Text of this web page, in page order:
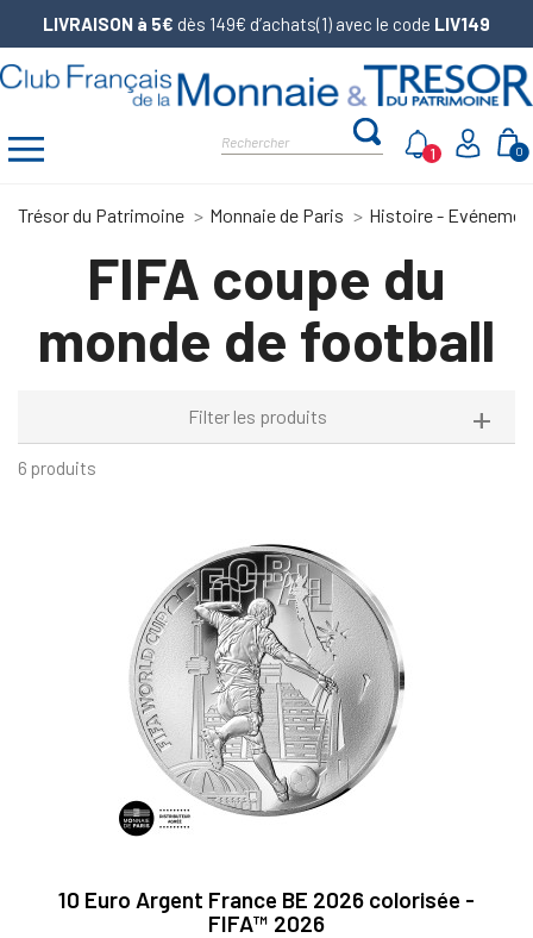
LIVRAISON à 5€ dès 149€ d’achats(1) avec le code LIV149
0
1
Trésor du Patrimoine Monnaie de Paris Histoire -
FIFA coupe du
monde de football
Filter les produits
6 produits
10 Euro Argent France BE 2026 colorisée -
FIFA™ 2026